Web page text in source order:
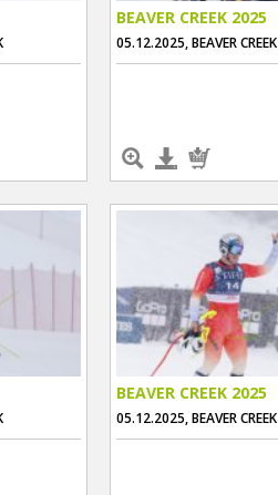
BEAVER CREEK 2025
05.12.2025, BEAVER CREEK
BEAVER CREEK 2025
05.12.2025, BEAVER CREEK